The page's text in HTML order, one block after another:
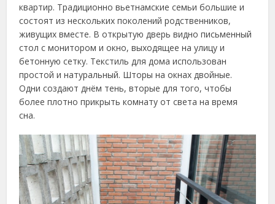
квартир. Традиционно вьетнамские семьи большие и
состоят из нескольких поколений родственников,
живущих вместе. В открытую дверь видно письменный
стол с монитором и окно, выходящее на улицу и
бетонную сетку. Текстиль для дома использован
простой и натуральный. Шторы на окнах двойные.
Одни создают днём тень, вторые для того, чтобы
более плотно прикрыть комнату от света на время
сна.